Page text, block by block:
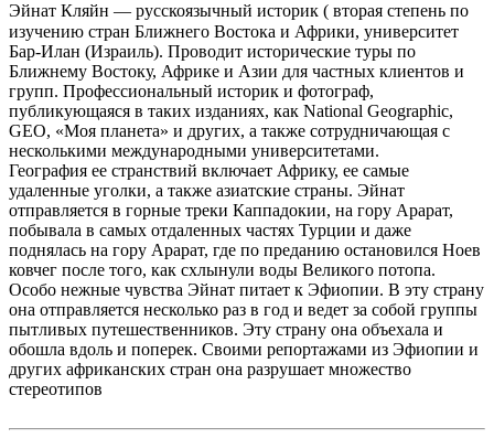
Эйнат Кляйн — русскоязычный историк ( вторая степень по
изучению стран Ближнего Востока и Африки, университет
Бар-Илан (Израиль). Проводит исторические туры по
Ближнему Востоку, Африке и Азии для частных клиентов и
групп. Профессиональный историк и фотограф,
публикующаяся в таких изданиях, как National Geographic,
GEO, «Моя планета» и других, а также сотрудничающая с
несколькими международными университетами.
География ее странствий включает Африку, ее самые
удаленные уголки, а также азиатские страны. Эйнат
отправляется в горные треки Каппадокии, на гору Арарат,
побывала в самых отдаленных частях Турции и даже
поднялась на гору Арарат, где по преданию остановился Ноев
ковчег после того, как схлынули воды Великого потопа.
Особо нежные чувства Эйнат питает к Эфиопии. В эту страну
она отправляется несколько раз в год и ведет за собой группы
пытливых путешественников. Эту страну она объехала и
обошла вдоль и поперек. Своими репортажами из Эфиопии и
других африканских стран она разрушает множество
стереотипов